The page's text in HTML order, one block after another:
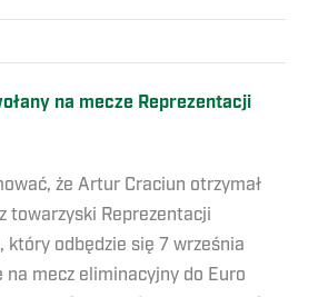
na mecze Reprezentacji
że Artur Craciun otrzymał
towarzyski Reprezentacji
który odbędzie się 7 września
mecz eliminacyjny do Euro